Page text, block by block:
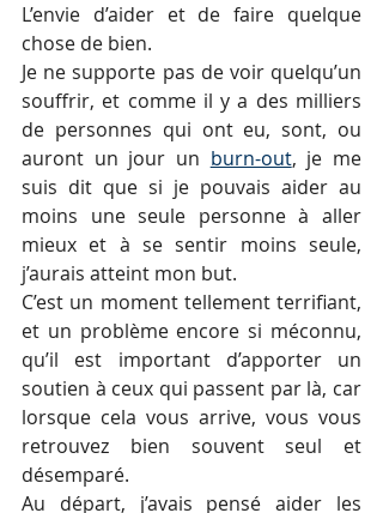
L’envie d’aider et de faire quelque
chose de bien.
Je ne supporte pas de voir quelqu’un
souffrir, et comme il y a des milliers
de personnes qui ont eu, sont, ou
auront un jour un burn-out, je me
suis dit que si je pouvais aider au
moins une seule personne à aller
mieux et à se sentir moins seule,
j’aurais atteint mon but.
C’est un moment tellement terrifiant,
et un problème encore si méconnu,
qu’il est important d’apporter un
soutien à ceux qui passent par là, car
lorsque cela vous arrive, vous vous
retrouvez bien souvent seul et
désemparé.
Au départ, j’avais pensé aider les